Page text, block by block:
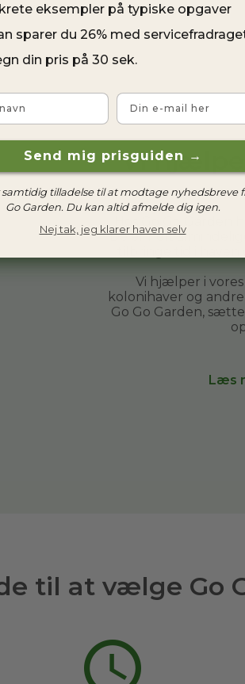
Vi
Hos Go Go
De er helt
tilbringe tid i
Vi hjælper i
kolonihaver og
Go Go Garden,
Læs
til at vælge Go
eksempler på typiske opgaver
sparer du 26% med
din pris på 30 sek.
Email
Send mig prisguiden →
tilladelse til at modtage nyhedsbreve
Go Garden. Du kan altid afmelde dig igen.
Nej tak, jeg klarer haven selv